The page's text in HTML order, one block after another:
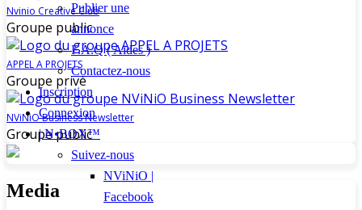
Nvinio Creative Club
Groupe public
APPEL A PROJETS
Groupe privé
NViNiO Business Newsletter
Groupe public
Media
Publier une
annonce
F.A.Q ( Aides )
Contactez-nous
Inscription
Connexion
| N•BOX™
Suivez-nous
NViNiO |
Facebook